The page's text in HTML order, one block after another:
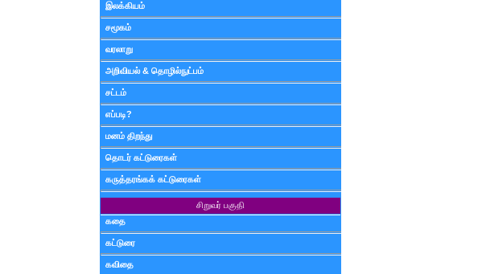
இலக்கியம்
சமூகம்
வரலாறு
அறிவியல் & தொழில்நுட்பம்
சட்டம்
எப்படி?
மனம் திறந்து
தொடர் கட்டுரைகள்
கருத்தரங்கக் கட்டுரைகள்
சிறுவர் பகுதி
கதை
கட்டுரை
கவிதை